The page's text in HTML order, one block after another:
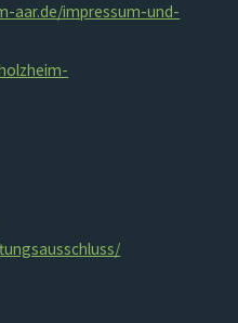
aar.de/impressum-und-